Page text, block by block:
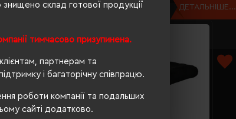
склад готової продукції
тимчасово призупинена.
партнерам та
і багаторічну співпрацю.
роботи компанії та подальших
сайті додатково.
ДЕТАЛЬНІШЕ... ДЕТАЛЬНІШЕ...